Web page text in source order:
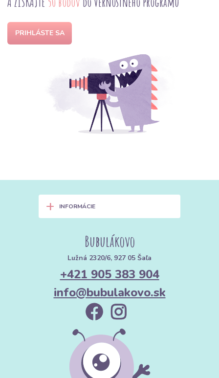
PRIHLÁSTE SA
+ INFORMÁCIE
Bubulákovo
Lužná 2320/6, 927 05 Šaľa
+421 905 383 904
info@bubulakovo.sk